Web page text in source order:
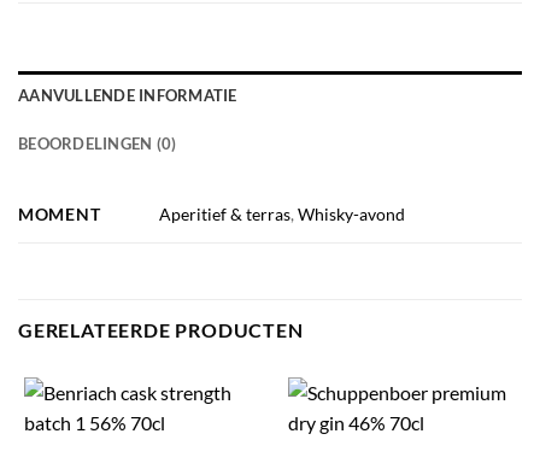
AANVULLENDE INFORMATIE
BEOORDELINGEN (0)
MOMENT Aperitief & terras,Whisky-avond
GERELATEERDE PRODUCTEN